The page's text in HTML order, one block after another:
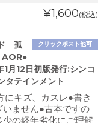
¥1,600(税込)
クリックポスト他可
孤
AOR●
月12日初版発行:シンコ
タテインメント
にキズ、カスレ●書き
ません●古本ですの
の経年劣化にご理解